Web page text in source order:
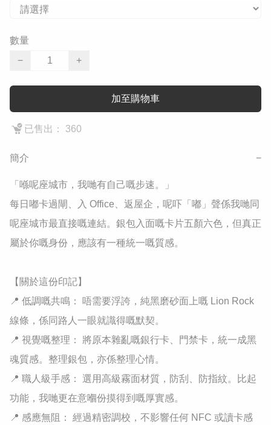
數量
−
+
加至購物車
已售出： 360
簡介 −
​「喺呢座城市，我哋有自己嘅步速。」
​每日嘟卡過閘、入 Office、返屋企，呢吓「嘟」聲係我哋同
呢座城市最直接嘅連結。銀包入面嘅卡片五顏六色，但真正
屬於你嘅身份，應該有一種統一嘅質感。
​【關於這份印記】
​📍 低調嘅共鳴： 唔需要浮誇，純黑磨砂面上嘅 Lion Rock
線條，係同路人一眼就識得嘅默契。
​📍 視覺嘅整理： 將原本雜亂嘅銀行卡、門禁卡，統一成黑
魂質感。整理銀包，亦係整理心情。
​📍 職人級手感： 選用高級霧面材質，防刮、防指紋。比起
功能，我哋更在意嗰份摸得到嘅厚實感。
​📍 感應無阻： 經過精密調校，不影響任何 NFC 或讀卡感